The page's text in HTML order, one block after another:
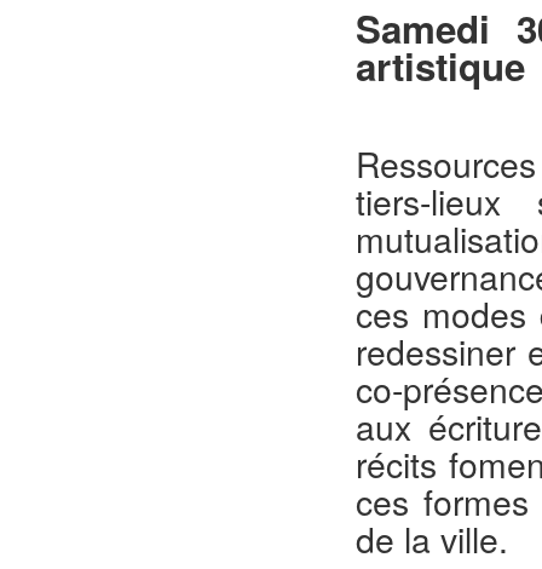
Samedi
artistique
tiers-
ces modes
redessiner
co-
aux
récits
ces
de la ville.